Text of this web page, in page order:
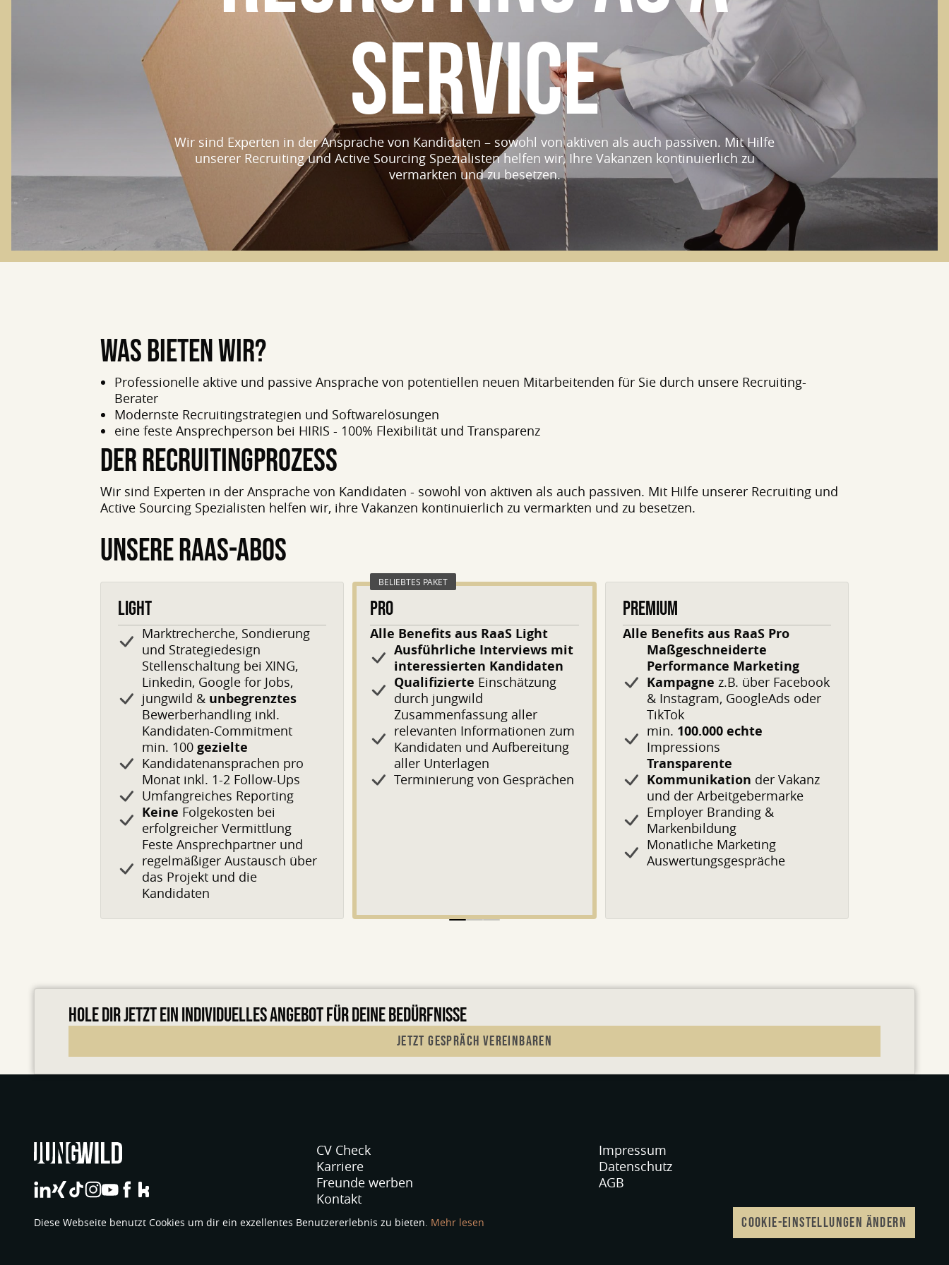
SERVICE
Wir sind Experten in der Ansprache von Kandidaten – sowohl von aktiven als auch passiven. Mit Hilfe
unserer Recruiting und Active Sourcing Spezialisten helfen wir, Ihre Vakanzen kontinuierlich zu
vermarkten und zu besetzen.
WAS BIETEN WIR?
Professionelle aktive und passive Ansprache von potentiellen neuen Mitarbeitenden für Sie durch unsere Recruiting-
Berater
Modernste Recruitingstrategien und Softwarelösungen
eine feste Ansprechperson bei HIRIS - 100% Flexibilität und Transparenz
DER RECRUITINGPROZESS
Wir sind Experten in der Ansprache von Kandidaten - sowohl von aktiven als auch passiven. Mit Hilfe unserer Recruiting und
Active Sourcing Spezialisten helfen wir, ihre Vakanzen kontinuierlich zu vermarkten und zu besetzen.
UNSERE RAAS-ABOS
LIGHT
Marktrecherche, Sondierung
und Strategiedesign
Stellenschaltung bei XING,
Linkedin, Google for Jobs,
jungwild & unbegrenztes
Bewerberhandling inkl.
Kandidaten-Commitment
min. 100 gezielte
Kandidatenansprachen pro
Monat inkl. 1-2 Follow-Ups
Umfangreiches Reporting
Keine Folgekosten bei
erfolgreicher Vermittlung
Feste Ansprechpartner und
regelmäßiger Austausch über
das Projekt und die
Kandidaten
BELIEBTES PAKET
PRO
Alle Benefits aus RaaS Light
Ausführliche Interviews mit
interessierten Kandidaten
Qualifizierte Einschätzung
durch jungwild
Zusammenfassung aller
relevanten Informationen zum
Kandidaten und Aufbereitung
aller Unterlagen
Terminierung von Gesprächen
PREMIUM
Alle Benefits aus RaaS Pro
Maßgeschneiderte
Performance Marketing
Kampagne z.B. über Facebook
& Instagram, GoogleAds oder
TikTok
min. 100.000 echte
Impressions
Transparente
Kommunikation der Vakanz
und der Arbeitgebermarke
Employer Branding &
Markenbildung
Monatliche Marketing
Auswertungsgespräche
HOLE DIR JETZT EIN INDIVIDUELLES ANGEBOT FÜR DEINE BEDÜRFNISSE
JETZT GESPRÄCH VEREINBAREN
jungwild bei LinkedIn
jungwild bei XING
jungwild bei TikTok
jungwild bei Instagram
jungwild bei YouTube
jungwild bei Facebook
CV Check
Karriere
Freunde werben
Kontakt
Impressum
Datenschutz
AGB
Diese Webseite benutzt Cookies um dir ein exzellentes Benutzererlebnis zu bieten. Mehr lesen COOKIE-EINSTELLUNGEN ÄNDERN